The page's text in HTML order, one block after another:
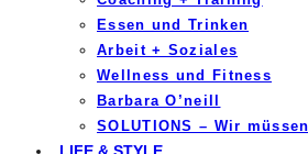
Essen und Trinken
Arbeit + Soziales
Wellness und Fitness
Barbara O’neill
SOLUTIONS – Wir